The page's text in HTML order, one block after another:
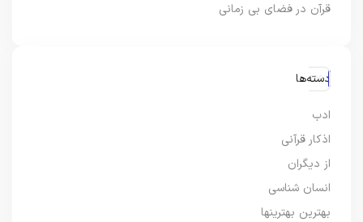
قرآن در فضای بی زمانی
دسته‌ها
ادب
اذکار قرآنی
از دیگران
انسان شناسی
بهترین بهترینها